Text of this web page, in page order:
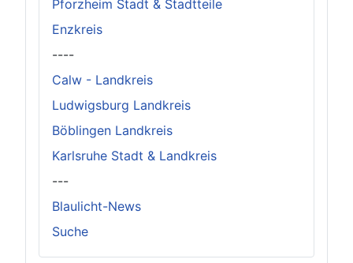
Pforzheim Stadt & Stadtteile
Enzkreis
----
Calw - Landkreis
Ludwigsburg Landkreis
Böblingen Landkreis
Karlsruhe Stadt & Landkreis
---
Blaulicht-News
Suche